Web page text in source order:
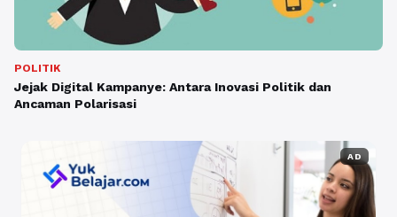
POLITIK
Jejak Digital Kampanye: Antara Inovasi Politik dan
Ancaman Polarisasi
AD